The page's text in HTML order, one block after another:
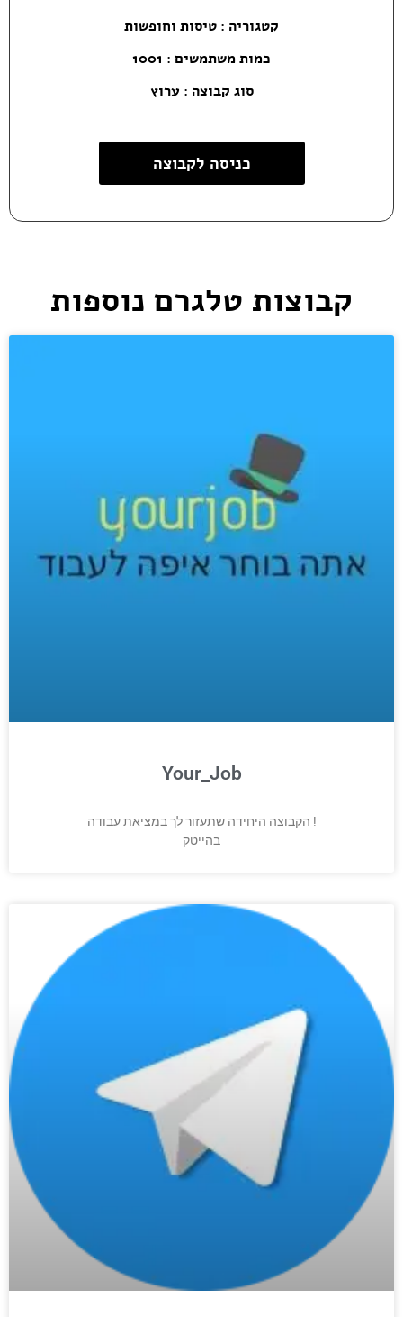
קטגוריה : טיסות וחופשות
כמות משתמשים : 1001
סוג קבוצה : ערוץ
כניסה לקבוצה
קבוצות טלגרם נוספות
Your_Job
הקבוצה היחידה שתעזור לך במציאת עבודה !
בהייטק